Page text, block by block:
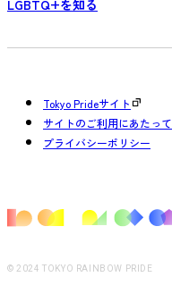
LGBTQ+を知る
Tokyo Prideサイト
サイトのご利用にあたって
プライバシーポリシー
© 2024 TOKYO RAINBOW PRIDE